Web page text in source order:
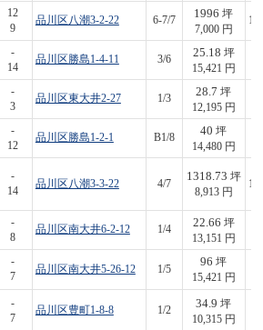
12
9
品川区八潮3-2-22 6-7/7
1996 坪
7,000 円
-
14
品川区勝島1-4-11 3/6
25.18 坪
15,421 円
-
3
品川区東大井2-27 1/3
28.7 坪
12,195 円
-
12
品川区勝島1-2-1 B1/8
40 坪
14,480 円
-
14
品川区八潮3-3-22 4/7
1318.73 坪
8,913 円
-
8
品川区南大井6-2-12 1/4
22.66 坪
13,151 円
-
7
品川区南大井5-26-12 1/5
96 坪
15,421 円
-
7
品川区豊町1-8-8 1/2
34.9 坪
10,315 円